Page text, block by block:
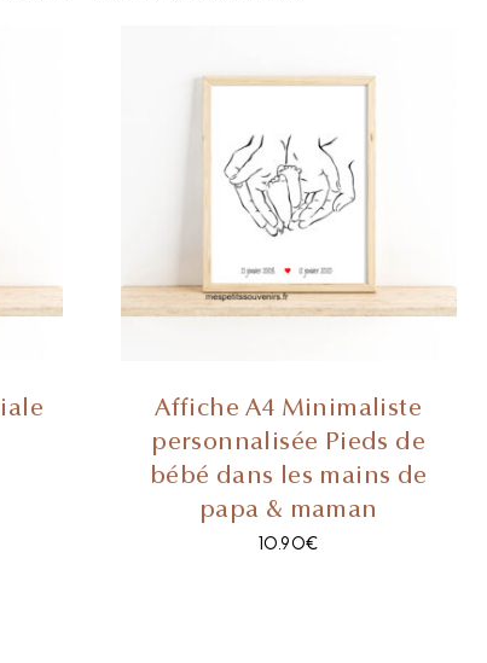
Affiche A4 Minimaliste
personnalisée Pieds de
bébé dans les mains de
papa & maman
10.90€